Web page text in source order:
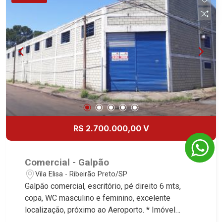
mercado imobiliário desde 2000. Especialistas
em Venda, Locação e Lançamentos! Avenida
João Fiúsa, 1051 - Alto da Boa Vista
| Ribeirão Preto.
R$ 2.700.000,00 V
Comercial - Galpão
Vila Elisa - Ribeirão Preto/SP
Galpão comercial, escritório, pé direito 6 mts,
copa, WC masculino e feminino, excelente
localização, próximo ao Aeroporto. * Imóvel